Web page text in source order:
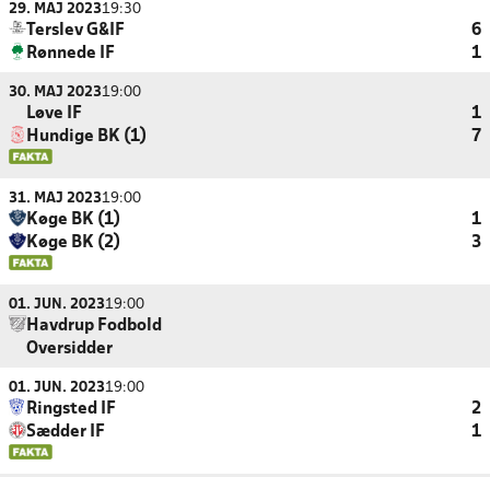
29. MAJ 202319:30
Terslev G&IF
6
Rønnede IF
1
30. MAJ 202319:00
Løve IF
1
Hundige BK (1)
7
31. MAJ 202319:00
Køge BK (1)
1
Køge BK (2)
3
01. JUN. 202319:00
Havdrup Fodbold
Oversidder
01. JUN. 202319:00
Ringsted IF
2
Sædder IF
1